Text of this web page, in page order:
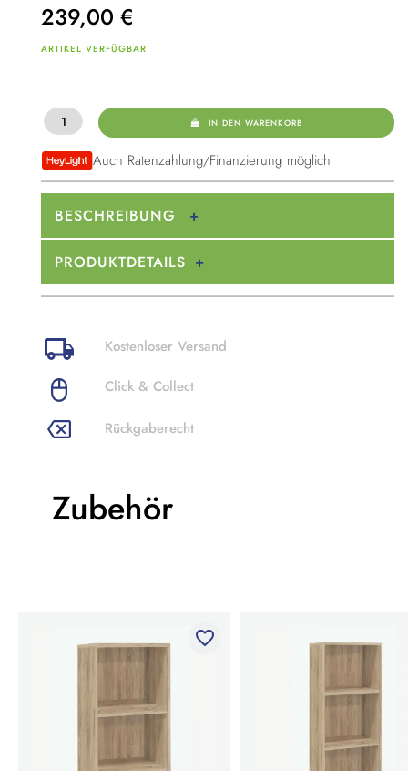
239,00 €
ARTIKEL VERFÜGBAR
IN DEN WARENKORB
Auch Ratenzahlung/Finanzierung möglich
BESCHREIBUNG
PRODUKTDETAILS
Kostenloser Versand
Click & Collect
Rückgaberecht
Zubehör
favorite_border